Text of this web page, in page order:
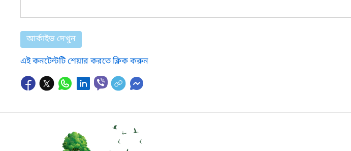
আর্কাইভ দেখুন
এই কনটেন্টটি শেয়ার করতে ক্লিক করুন